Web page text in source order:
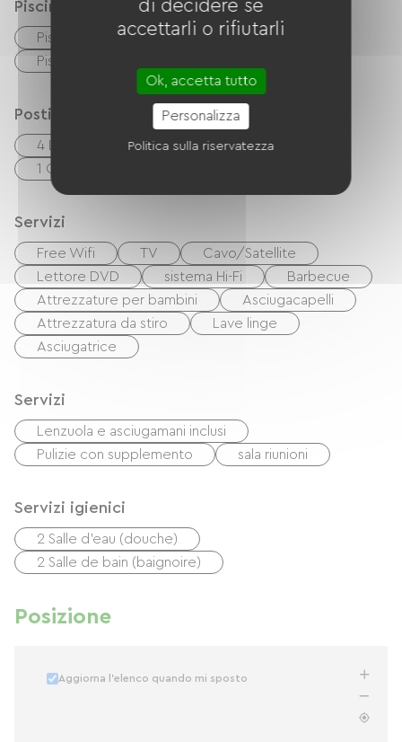
Piscina
Piscina privata
Piscina all'aperto
Piscina riscaldata
Posti letto
4 Lits 160cm
2 Lits 90cm
1 Canapés convertibles
Servizi
Free Wifi TV
Cavo/Satellite
Lettore DVD
sistema Hi-Fi
Barbecue
Attrezzature per bambini
Asciugacapelli
Attrezzatura da stiro
Lave linge
Asciugatrice
Servizi
Lenzuola e asciugamani inclusi
Pulizie con supplemento
sala riunioni
Servizi igienici
2 Salle d'eau (douche)
2 Salle de bain (baignoire)
Posizione
Aggiorna l'elenco quando mi sposto
di decidere se
accettarli o rifiutarli
Ok, accetta tutto
Personalizza
Politica sulla riservatezza